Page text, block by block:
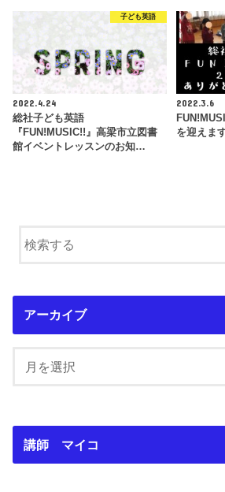
子ども英語
2022.4.24
総社子ども英語
『FUN!MUSIC!!』高梁市立図書
館イベントレッスンのお知…
2022.3.6
を迎えます
アーカイブ
講師 マイコ